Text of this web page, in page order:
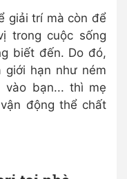
giải trí mà còn để
trong cuộc sống
biết đến. Do đó,
giới hạn như ném
vào bạn... thì mẹ
động thể chất